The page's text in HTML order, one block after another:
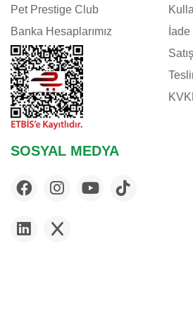
Pet Prestige Club
Banka Hesaplarımız
SOSYAL MEDYA